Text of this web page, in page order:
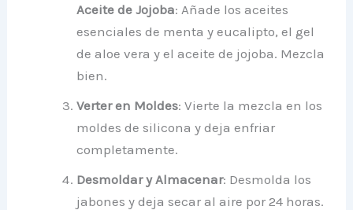
Aceite de Jojoba: Añade los aceites
esenciales de menta y eucalipto, el gel
de aloe vera y el aceite de jojoba. Mezcla
bien.
Verter en Moldes: Vierte la mezcla en los
moldes de silicona y deja enfriar
completamente.
Desmoldar y Almacenar: Desmolda los
jabones y deja secar al aire por 24 horas.